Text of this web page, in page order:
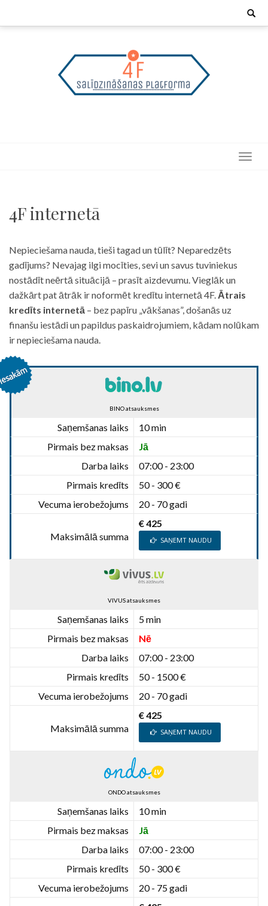
Search
4F internetā
Nepieciešama nauda, tieši tagad un tūlīt? Neparedzēts
gadījums? Nevajag ilgi mocīties, sevi un savus tuviniekus
nostādīt neērtā situācijā – prasīt aizdevumu. Vieglāk un
dažkārt pat ātrāk ir noformēt kredītu internetā 4F. Ātrais
kredīts internetā – bez papīru „vākšanas”, došanās uz
finanšu iestādi un papildus paskaidrojumiem, kādam nolūkam
ir nepieciešama nauda.
BINO atsauksmes
Saņemšanas laiks
10 min
Pirmais bez maksas
Jā
Darba laiks
07:00 - 23:00
Pirmais kredīts
50 - 300 €
Vecuma ierobežojums
20 - 70 gadi
Maksimālā summa
€ 425
SAŅEMT NAUDU
VIVUS atsauksmes
Saņemšanas laiks
5 min
Pirmais bez maksas
Nē
Darba laiks
07:00 - 23:00
Pirmais kredīts
50 - 1500 €
Vecuma ierobežojums
20 - 70 gadi
Maksimālā summa
€ 425
SAŅEMT NAUDU
ONDO atsauksmes
Saņemšanas laiks
10 min
Pirmais bez maksas
Jā
Darba laiks
07:00 - 23:00
Pirmais kredīts
50 - 300 €
Vecuma ierobežojums
20 - 75 gadi